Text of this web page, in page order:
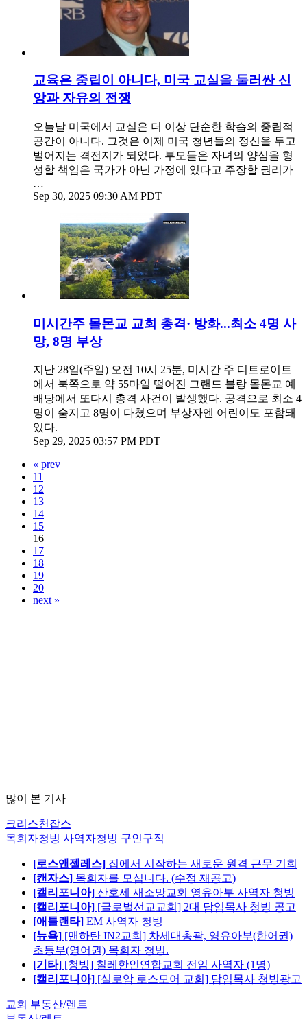
교육은 중립이 아니다, 미국 교실을 둘러싼 신
앙과 자유의 전쟁
오늘날 미국에서 교실은 더 이상 단순한 학습의 중립적
공간이 아니다. 그것은 이제 미국 청년들의 정신을 두고
벌어지는 격전지가 되었다. 부모들은 자녀의 양심을 형
성할 책임은 국가가 아닌 가정에 있다고 주장할 권리가
…
Sep 30, 2025 09:30 AM PDT
미시간주 몰몬교 교회 총격· 방화...최소 4명 사
망, 8명 부상
지난 28일(주일) 오전 10시 25분, 미시간 주 디트로이트
에서 북쪽으로 약 55마일 떨어진 그랜드 블랑 몰몬교 예
배당에서 또다시 총격 사건이 발생했다. 공격으로 최소 4
명이 숨지고 8명이 다쳤으며 부상자엔 어린이도 포함돼
있다.
Sep 29, 2025 03:57 PM PDT
« prev
11
12
13
14
15
16
17
18
19
20
next »
많이 본 기사
크리스천잡스
목회자청빙 사역자청빙 구인구직
[로스앤젤레스] 집에서 시작하는 새로운 원격 근무 기회
[캔자스] 목회자를 모십니다. (수정 재공고)
[캘리포니아] 산호세 새소망교회 영유아부 사역자 청빙
[캘리포니아] [글로벌선교교회] 2대 담임목사 청빙 공고
[애틀랜타] EM 사역자 청빙
[뉴욕] [맨하탄 IN2교회] 차세대총괄, 영유아부(한어권)
초등부(영어권) 목회자 청빙.
[기타] [청빙] 칠레한인연합교회 전임 사역자 (1명)
[캘리포니아] [실로암 로스모어 교회] 담임목사 청빙광고
교회 부동산/렌트